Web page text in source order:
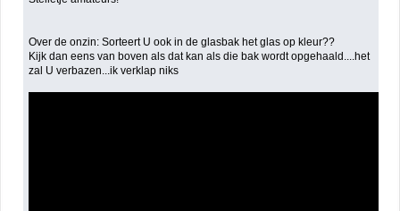
Over de onzin: Sorteert U ook in de glasbak het glas op kleur??
Kijk dan eens van boven als dat kan als die bak wordt opgehaald....het
zal U verbazen...ik verklap niks